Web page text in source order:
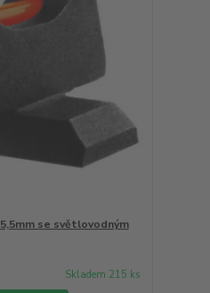
se světlovodným
Skladem 215 ks